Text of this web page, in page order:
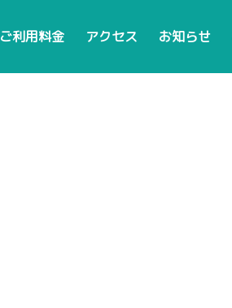
ご利用料金 アクセス お知らせ